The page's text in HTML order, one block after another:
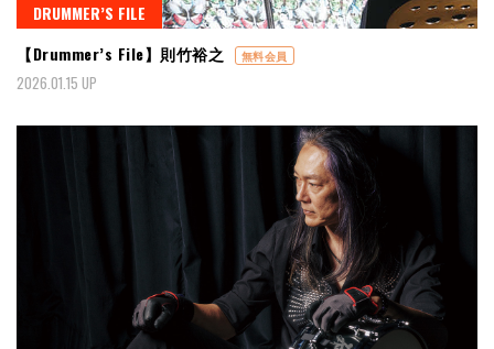
DRUMMER’S FILE
【Drummer’s File】則竹裕之
無料会員
2026.01.15 UP